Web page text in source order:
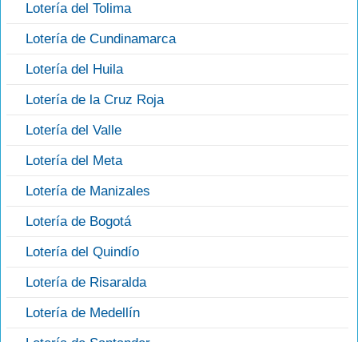
Lotería del Tolima
Lotería de Cundinamarca
Lotería del Huila
Lotería de la Cruz Roja
Lotería del Valle
Lotería del Meta
Lotería de Manizales
Lotería de Bogotá
Lotería del Quindío
Lotería de Risaralda
Lotería de Medellín